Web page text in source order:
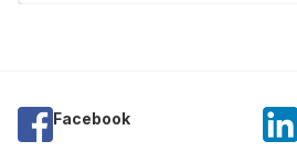
Facebook